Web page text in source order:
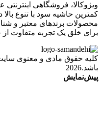
ویژوکالا، فروشگاهی
کمترین حاشیه سود با تنوع
محصولات برندهای معتبر و
برای خلق یک تجربه متفاوت از
کلیه حقوق مادی و معنوی
باشد.2026
پیش‌نمایش